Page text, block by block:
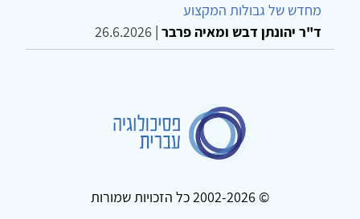
מחדש של גבולות המקצוע
ד"ר יהונתן דבש ומאיה פרבר |
26.6.2026
© 2002-2026 כל הזכויות שמורות